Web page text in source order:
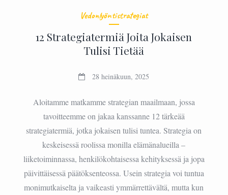
Vedonlyöntistrategiat
12 Strategiatermiä Joita Jokaisen
Tulisi Tietää
28 heinäkuun, 2025
Aloitamme matkamme strategian maailmaan, jossa
tavoitteemme on jakaa kanssanne 12 tärkeää
strategiatermiä, jotka jokaisen tulisi tuntea. Strategia on
keskeisessä roolissa monilla elämänalueilla –
liiketoiminnassa, henkilökohtaisessa kehityksessä ja jopa
päivittäisessä päätöksenteossa. Usein strategia voi tuntua
monimutkaiselta ja vaikeasti ymmärrettävältä, mutta kun